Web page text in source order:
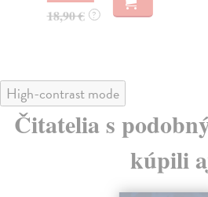
18,90 € ?
High-contrast mode
Čitatelia s
kúpili